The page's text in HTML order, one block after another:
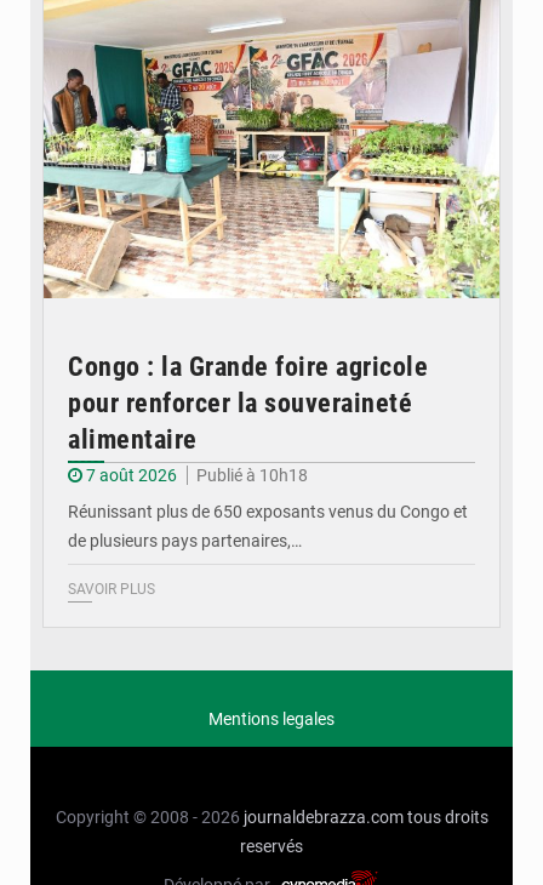
Congo : la Grande foire agricole
pour renforcer la souveraineté
alimentaire
7 août 2026
Publié à 10h18
Réunissant plus de 650 exposants venus du Congo et
de plusieurs pays partenaires,…
SAVOIR PLUS
Mentions legales
Copyright © 2008 - 2026 journaldebrazza.com tous droits
reservés